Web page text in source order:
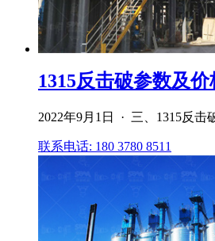
1315反击破参数及
2022年9月1日 · 三、1315反
联系电话: 180 3780 8511